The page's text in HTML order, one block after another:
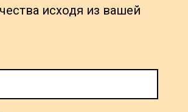
исходя из вашей